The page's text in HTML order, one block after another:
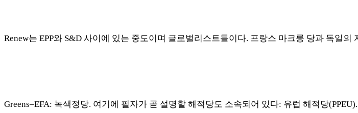
Renew는 EPP와 S&D 사이에 있는 중도이며 글로벌리스트들이다. 프랑스 마크롱 당과 독일의
Greens–EFA: 녹색정당. 여기에 필자가 곧 설명할 해적당도 소속되어 있다: 유럽 해적당(PPEU).